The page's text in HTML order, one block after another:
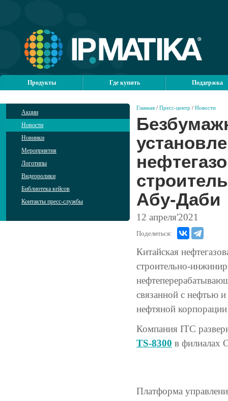
Продукты Где купить Поддержка
Акции
Новости
Новинки
Мероприятия
Логотипы
Видеоролики
Библиотека кейсов
Контакты пресс-службы
Главная / Пресс-центр / Новости
Абу-Даби
12 апреля'2021
Поделиться:
Китайская
строительно-
связанной с нефтью
нефтяной
Компания ITC
TS-8300 в филиалах
Платформа